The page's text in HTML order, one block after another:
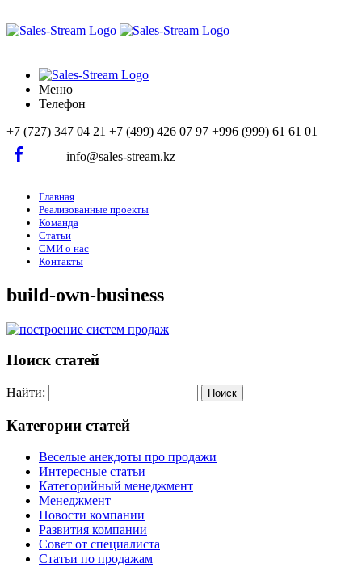
Меню
Телефон
+7 (727) 347 04 21 +7 (499) 426 07 97 +996 (999) 61 61 01
info@sales-stream.kz
Главная
Реализованные проекты
Команда
Статьи
СМИ о нас
Контакты
build-own-business
Поиск статей
Найти:
Категории статей
Веселые анекдоты про продажи
Интересные статьи
Категорийный менеджмент
Менеджмент
Новости компании
Развития компании
Совет от специалиста
Статьи по продажам